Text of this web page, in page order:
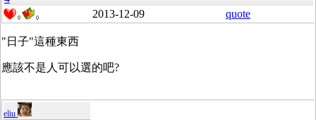
0 0 2013-12-09 quote
"日子"這種東西
應該不是人可以選的吧?
eliu